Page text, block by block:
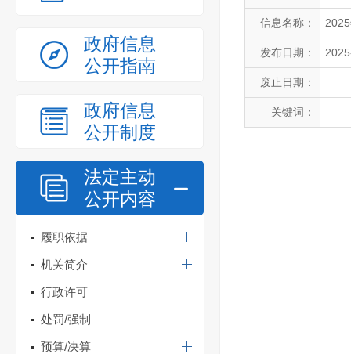
政府信息
公开指南
政府信息
公开制度
法定主动
公开内容
履职依据
机关简介
行政许可
处罚/强制
预算/决算
信息名称：
发布日期：
废止日期：
关键词：